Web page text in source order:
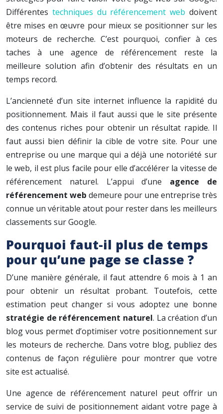
Différentes techniques du référencement web doivent
être mises en œuvre pour mieux se positionner sur les
moteurs de recherche. C’est pourquoi, confier à ces
taches à une agence de référencement reste la
meilleure solution afin d’obtenir des résultats en un
temps record.
L’ancienneté d’un site internet influence la rapidité du
positionnement. Mais il faut aussi que le site présente
des contenus riches pour obtenir un résultat rapide. Il
faut aussi bien définir la cible de votre site. Pour une
entreprise ou une marque qui a déjà une notoriété sur
le web, il est plus facile pour elle d’accélérer la vitesse de
référencement naturel. L’appui d’une agence de
référencement web demeure pour une entreprise très
connue un véritable atout pour rester dans les meilleurs
classements sur Google.
Pourquoi faut-il plus de temps
pour qu’une page se classe ?
D’une manière générale, il faut attendre 6 mois à 1 an
pour obtenir un résultat probant. Toutefois, cette
estimation peut changer si vous adoptez une bonne
stratégie de référencement naturel. La création d’un
blog vous permet d’optimiser votre positionnement sur
les moteurs de recherche. Dans votre blog, publiez des
contenus de façon régulière pour montrer que votre
site est actualisé.
Une agence de référencement naturel peut offrir un
service de suivi de positionnement aidant votre page à